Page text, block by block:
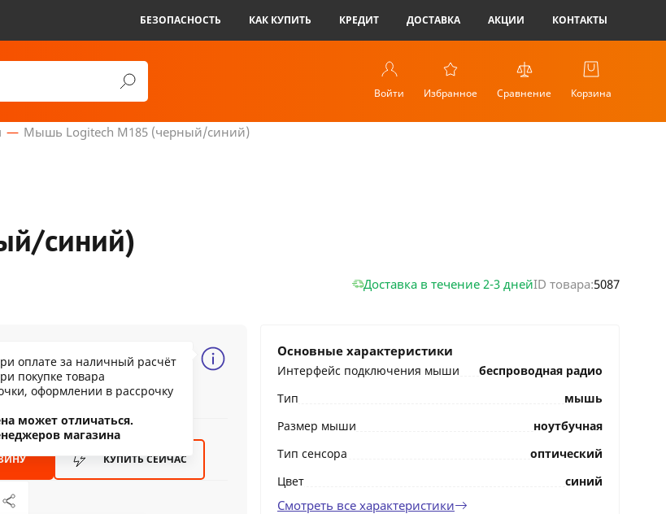
БЕЗОПАСНОСТЬ КАК КУПИТЬ КРЕДИТ ДОСТАВКА АКЦИИ КОНТАКТЫ
Войти
Избранное Сравнение Корзина
Мышь Logitech M185 (черный/синий)
синий)
Доставка в течение 2-3 днейID товара:5087
30.28
оплате за наличный расчёт
покупке товара
оформлении в рассрочку
может отличаться.
магазина
цены
КУПИТЬСЕЙЧАС
Основные характеристики
Интерфейс подключения мыши
беспроводная радио
Тип
мышь
Размер мыши
ноутбучная
Тип сенсора
оптический
Цвет
синий
Смотреть все характеристики